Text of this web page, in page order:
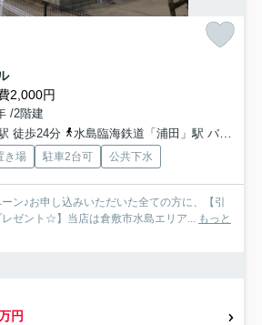
2,000円
/2階建
徒歩24分
水島臨海鉄道「浦田」駅 バス7分 下電バス「福田南中学校前」 停歩2分
き場 駐車2台可 公共下水
ン♪お申し込みいただいた全ての方に、【引
ゼント☆】当店は倉敷市水島エリア... もっと
円